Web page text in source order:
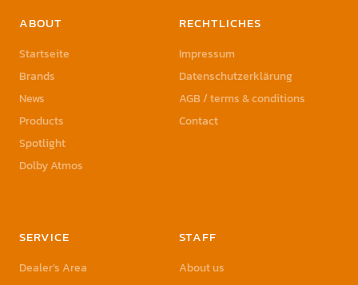
ABOUT
Startseite
Brands
News
Products
Spotlight
Dolby Atmos
RECHTLICHES
Impressum
Datenschutzerklärung
AGB / terms & conditions
Contact
SERVICE
Dealer’s Area
STAFF
About us